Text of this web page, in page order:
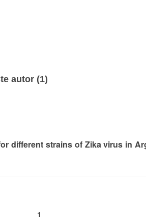
autor (1)
different strains of Zika virus in
1